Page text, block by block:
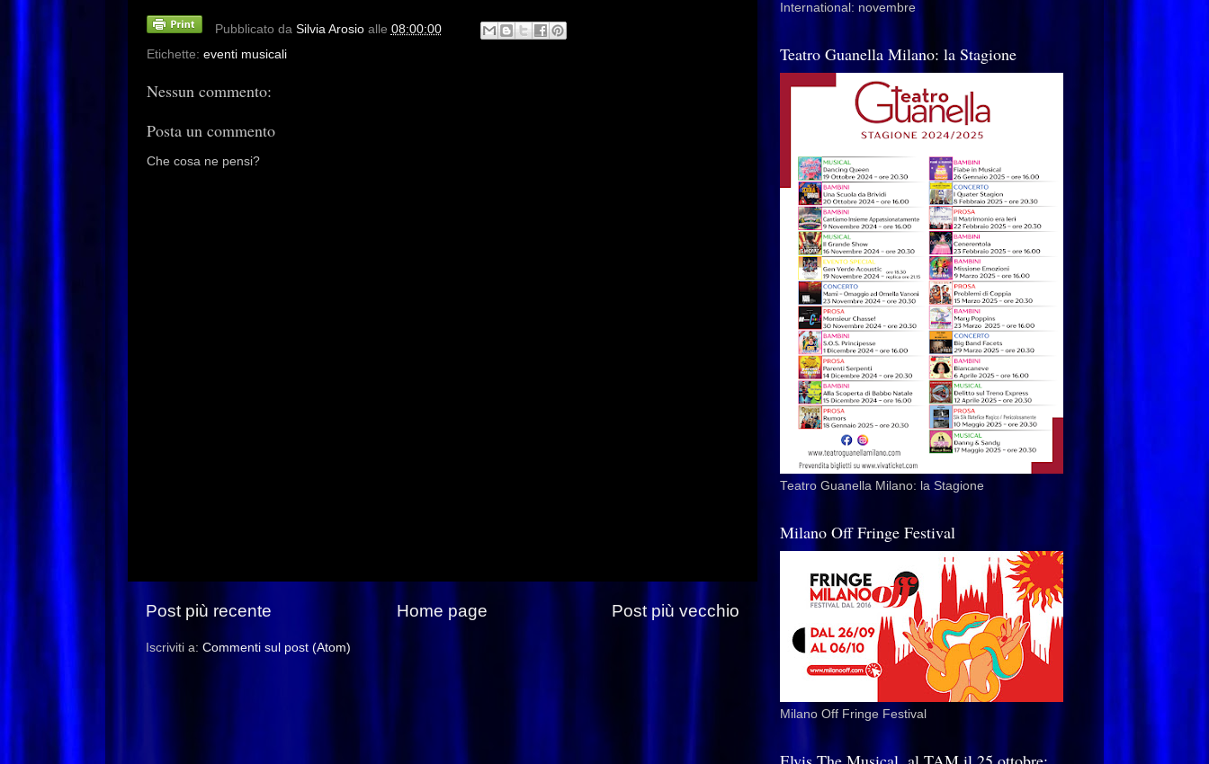
Pubblicato da Silvia Arosio alle 08:00:00
Etichette: eventi musicali
Nessun commento:
Posta un commento
Che cosa ne pensi?
Post più recente Post più vecchio
Home page
Iscriviti a: Commenti sul post (Atom)
International: novembre
Teatro Guanella Milano: la Stagione
Teatro Guanella Milano: la Stagione
Milano Off Fringe Festival
Milano Off Fringe Festival